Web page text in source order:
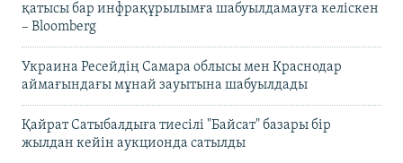
қатысы бар инфрақұрылымға шабуылдамауға келіскен
– Bloomberg
Украина Ресейдің Самара облысы мен Краснодар
аймағындағы мұнай зауытына шабуылдады
Қайрат Сатыбалдыға тиесілі "Байсат" базары бір
жылдан кейін аукционда сатылды